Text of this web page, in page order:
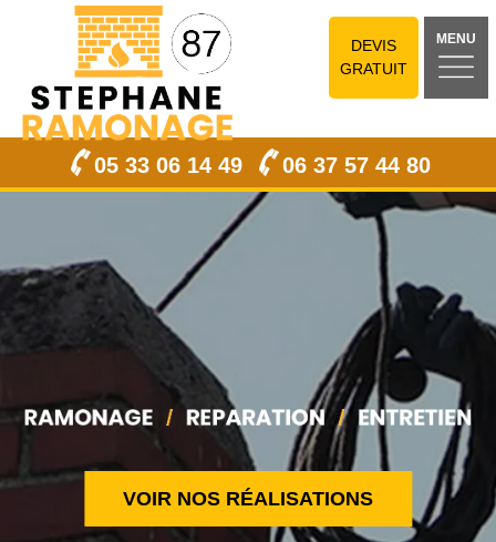
DEVIS
GRATUIT
MENU
05 33 06 14 49 06 37 57 44 80
VOIR NOS RÉALISATIONS